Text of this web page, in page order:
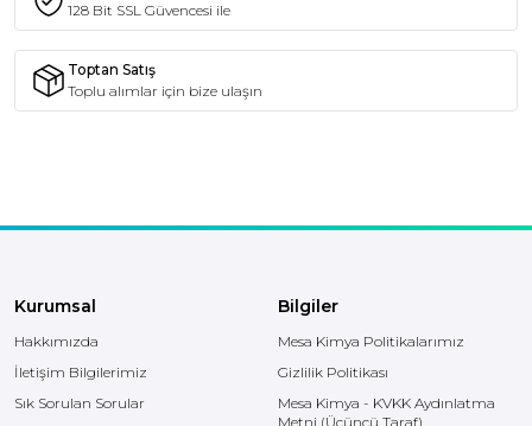
128 Bit SSL Güvencesi ile
Toptan Satış
Toplu alımlar için bize ulaşın
Kurumsal
Hakkımızda
İletişim Bilgilerimiz
Sık Sorulan Sorular
Bilgiler
Mesa Kimya Politikalarımız
Gizlilik Politikası
Mesa Kimya - KVKK Aydınlatma
Metni (Üçüncü Taraf)